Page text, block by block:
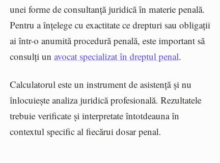
unei forme de consultanță juridică în materie penală.
Pentru a înțelege cu exactitate ce drepturi sau obligații
ai într-o anumită procedură penală, este important să
consulți un avocat specializat în dreptul penal.
Calculatorul este un instrument de asistență și nu
înlocuiește analiza juridică profesională. Rezultatele
trebuie verificate și interpretate întotdeauna în
contextul specific al fiecărui dosar penal.